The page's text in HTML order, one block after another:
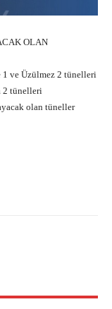
OLAN
ve Üzülmez 2 tünelleri
2 tünelleri
olan tüneller